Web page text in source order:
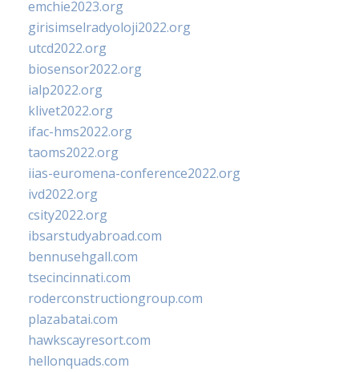
emchie2023.org
girisimselradyoloji2022.org
utcd2022.org
biosensor2022.org
ialp2022.org
klivet2022.org
ifac-hms2022.org
taoms2022.org
iias-euromena-conference2022.org
ivd2022.org
csity2022.org
ibsarstudyabroad.com
bennusehgall.com
tsecincinnati.com
roderconstructiongroup.com
plazabatai.com
hawkscayresort.com
hellonquads.com